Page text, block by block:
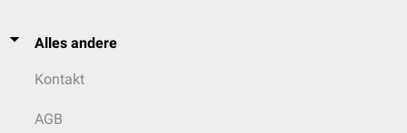
Alles andere
Kontakt
AGB